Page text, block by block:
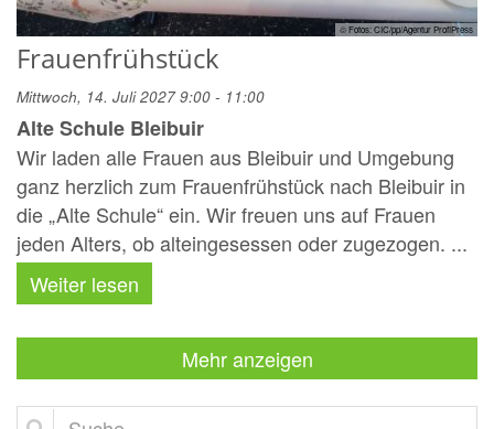
© Fotos: CIC/pp/Agentur ProfiPress
Frauenfrühstück
Mittwoch, 14. Juli 2027 9:00 - 11:00
Alte Schule Bleibuir
Wir laden alle Frauen aus Bleibuir und Umgebung
ganz herzlich zum Frauenfrühstück nach Bleibuir in
die „Alte Schule“ ein. Wir freuen uns auf Frauen
jeden Alters, ob alteingesessen oder zugezogen. ...
Weiter lesen
Mehr anzeigen
Suche